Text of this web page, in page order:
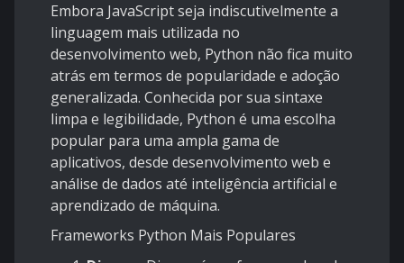
Embora JavaScript seja indiscutivelmente a
linguagem mais utilizada no
desenvolvimento web, Python não fica muito
atrás em termos de popularidade e adoção
generalizada. Conhecida por sua sintaxe
limpa e legibilidade, Python é uma escolha
popular para uma ampla gama de
aplicativos, desde desenvolvimento web e
análise de dados até inteligência artificial e
aprendizado de máquina.
Frameworks Python Mais Populares